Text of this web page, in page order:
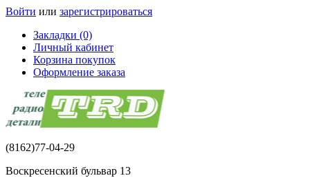
Войти или зарегистрироваться
Закладки (0)
Личный кабинет
Корзина покупок
Оформление заказа
(8162)77-04-29
Воскресенский бульвар 13